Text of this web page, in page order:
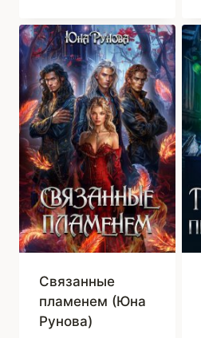
Связанные
пламенем (Юна
Рунова)